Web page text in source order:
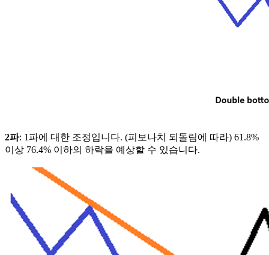
2파: 1파에 대한 조정입니다. (피보나치 되돌림에 따라) 61.8%
이상 76.4% 이하의 하락을 예상할 수 있습니다.